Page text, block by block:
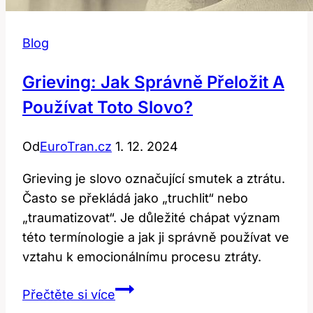
Blog
Grieving: Jak Správně Přeložit A
Používat Toto Slovo?
OdEuroTran.cz 1. 12. 2024
Grieving je slovo označující smutek a ztrátu.
Často se překládá jako „truchlit“ nebo
„traumatizovat“. Je důležité chápat význam
této termínologie a jak ji správně používat ve
vztahu k emocionálnímu procesu ztráty.
Přečtěte si víceGrieving: